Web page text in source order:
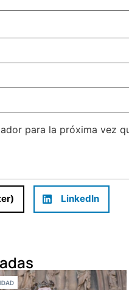
para la próxima vez
LinkedIn